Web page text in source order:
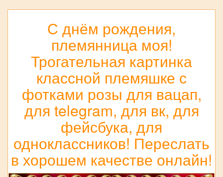
С днём рождения,
племянница моя!
Трогательная картинка
классной племяшке с
фотками розы для вацап,
для telegram, для вк, для
фейсбука, для
одноклассников! Переслать
в хорошем качестве онлайн!